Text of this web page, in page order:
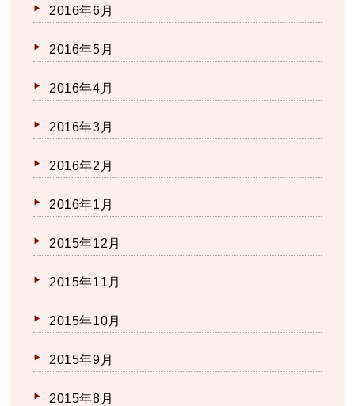
2016年6月
2016年5月
2016年4月
2016年3月
2016年2月
2016年1月
2015年12月
2015年11月
2015年10月
2015年9月
2015年8月